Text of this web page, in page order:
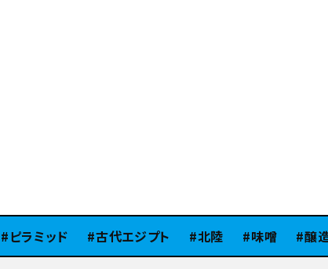
ピラミッド 古代エジプト 北陸 味噌 醸造酒